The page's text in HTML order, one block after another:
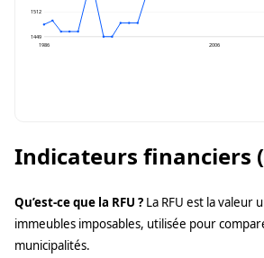
1512
1449
1986
2006
Indicateurs financiers
Qu’est-ce que la RFU ? La RFU est la valeur
immeubles imposables, utilisée pour
municipalités.